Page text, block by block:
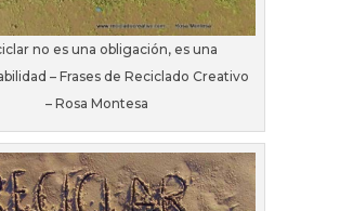
no es una obligación, es una
– Frases de Reciclado Creativo
– Rosa Montesa